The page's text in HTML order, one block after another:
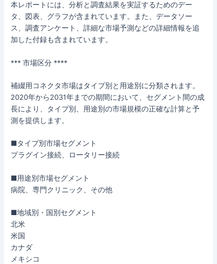
本レポートには、分析と調査結果を実証するためのデー
タ、図表、グラフが含まれています。また、データソー
ス、調査アンケート、詳細な市場予測などの詳細情報を追
加した付録も含まれています。
*** 市場区分 ****
補綴用コネクタ市場はタイプ別と用途別に分類されます。
2020年から2031年までの期間において、セグメント間の成
長により、タイプ別、用途別の市場規模の正確な計算と予
測を提供します。
■タイプ別市場セグメント
プラグイン接続、ロータリー接続
■用途別市場セグメント
病院、専門クリニック、その他
■地域別・国別セグメント
北米
米国
カナダ
メキシコ